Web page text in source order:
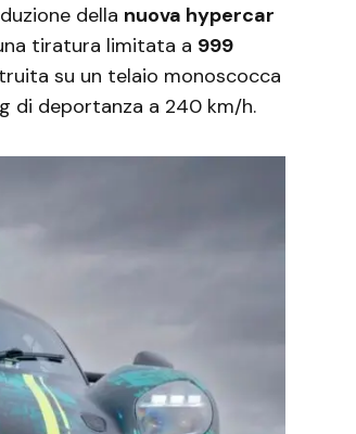
della nuova hypercar
tiratura limitata a 999
su un telaio monoscocca
di deportanza a 240 km/h.